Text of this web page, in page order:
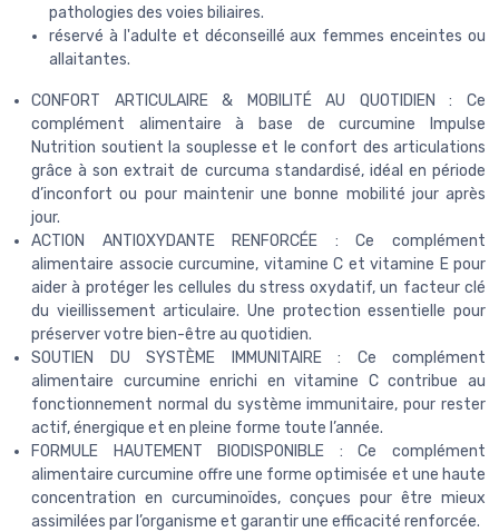
pathologies des voies biliaires.
réservé à l'adulte et déconseillé aux femmes enceintes ou
allaitantes.
CONFORT ARTICULAIRE & MOBILITÉ AU QUOTIDIEN : Ce
complément alimentaire à base de curcumine Impulse
Nutrition soutient la souplesse et le confort des articulations
grâce à son extrait de curcuma standardisé, idéal en période
d’inconfort ou pour maintenir une bonne mobilité jour après
jour.
ACTION ANTIOXYDANTE RENFORCÉE : Ce complément
alimentaire associe curcumine, vitamine C et vitamine E pour
aider à protéger les cellules du stress oxydatif, un facteur clé
du vieillissement articulaire. Une protection essentielle pour
préserver votre bien-être au quotidien.
SOUTIEN DU SYSTÈME IMMUNITAIRE : Ce complément
alimentaire curcumine enrichi en vitamine C contribue au
fonctionnement normal du système immunitaire, pour rester
actif, énergique et en pleine forme toute l’année.
FORMULE HAUTEMENT BIODISPONIBLE : Ce complément
alimentaire curcumine offre une forme optimisée et une haute
concentration en curcuminoïdes, conçues pour être mieux
assimilées par l’organisme et garantir une efficacité renforcée.